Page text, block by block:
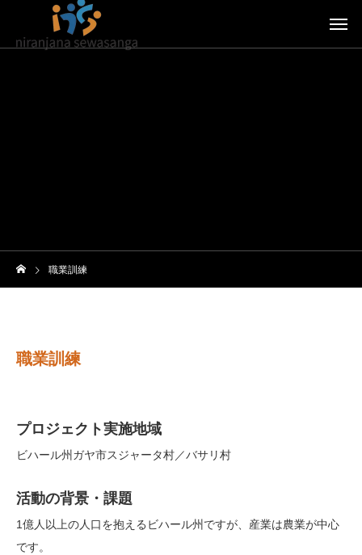
職業訓練
職業訓練
プロジェクト実施地域
ビハール州ガヤ市スジャータ村／バサリ村
活動の背景・課題
1億人以上の人口を抱えるビハール州ですが、産業は農業が中心
です。